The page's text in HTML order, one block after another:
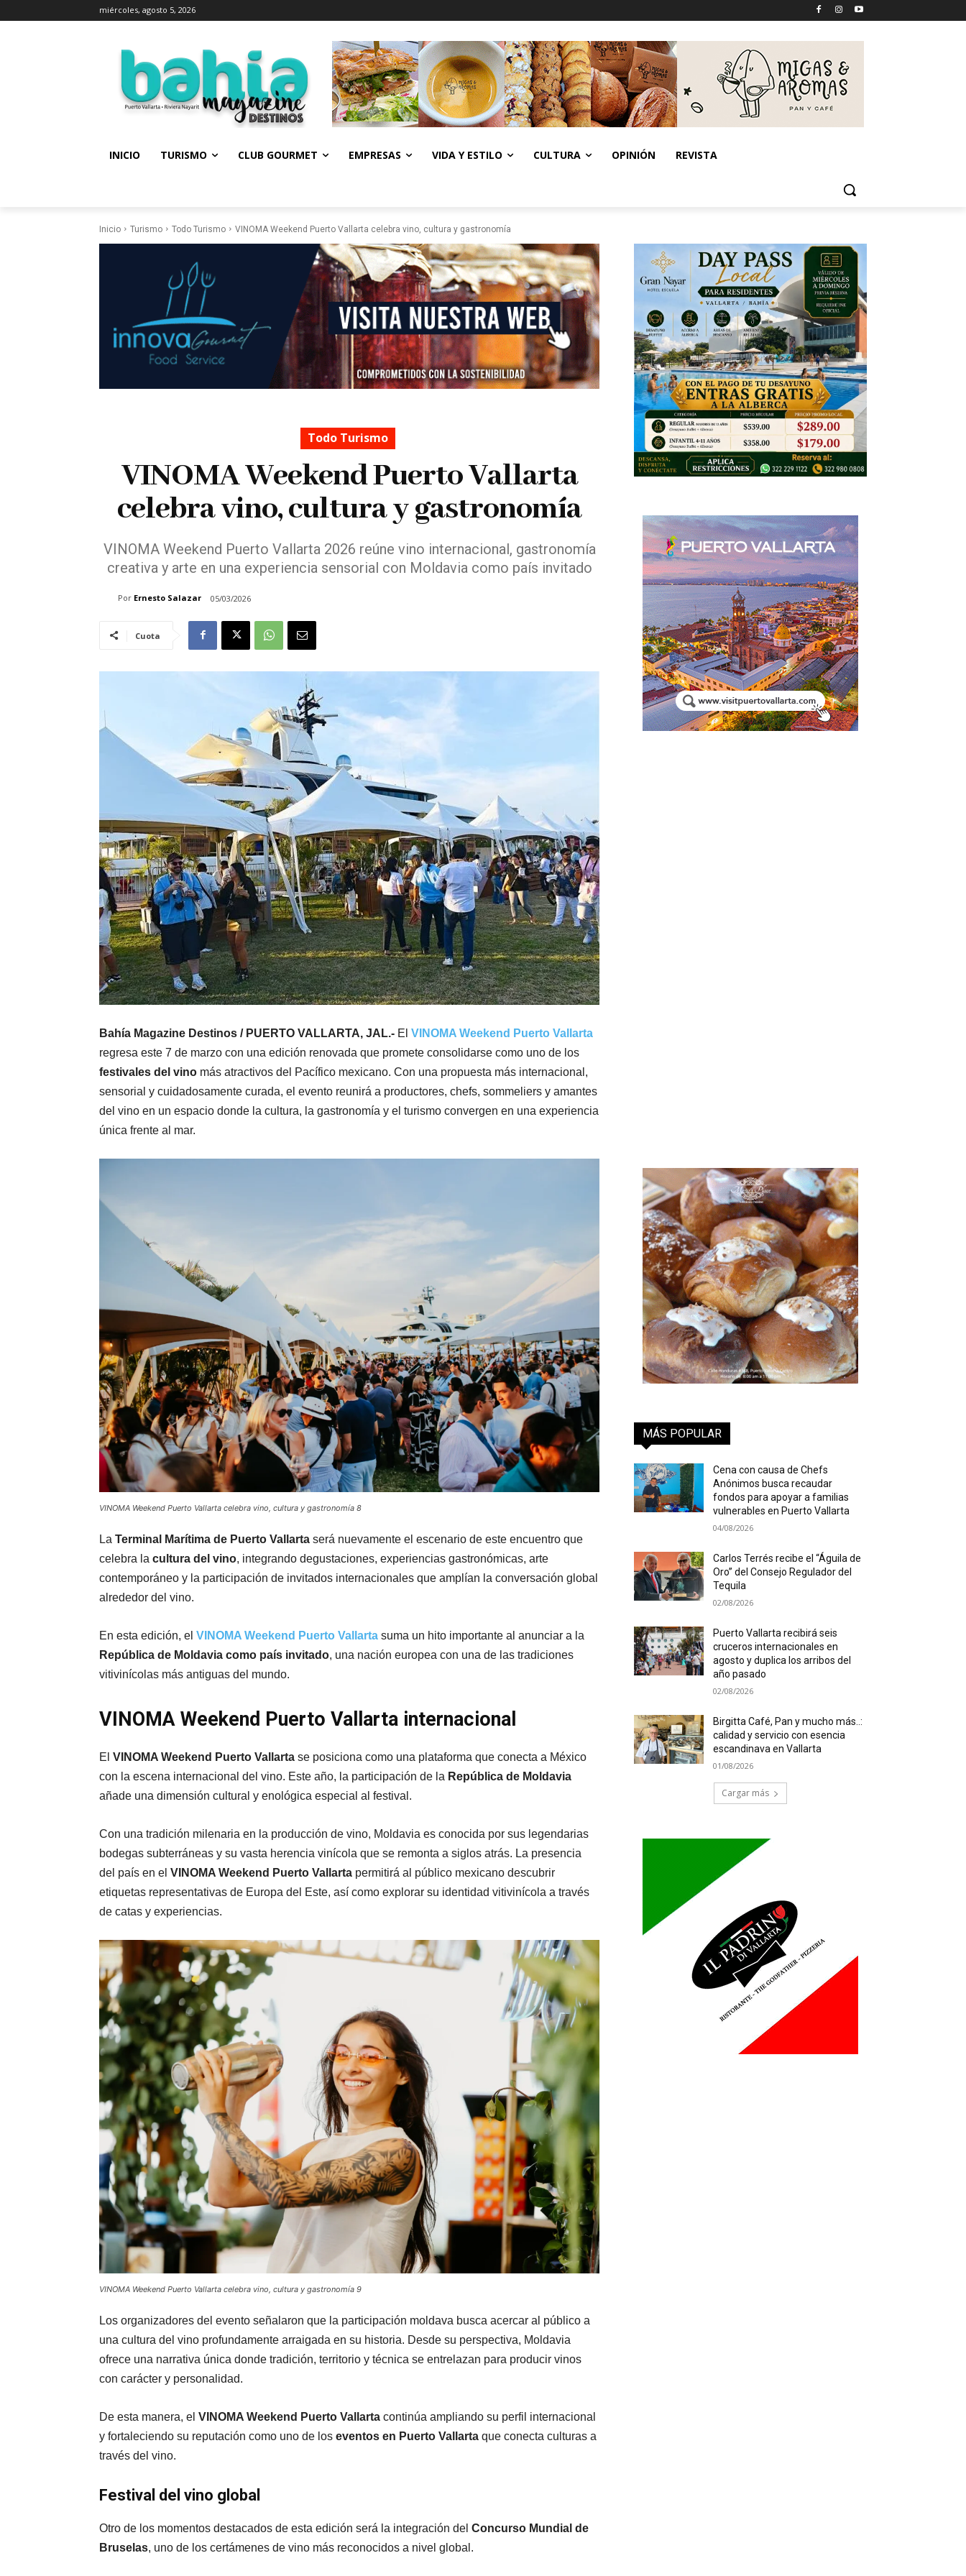
miércoles, agosto 5, 2026
INICIO TURISMO CLUB GOURMET EMPRESAS VIDA Y ESTILO CULTURA OPINIÓN REVISTA
Inicio Turismo Todo Turismo VINOMA Weekend Puerto Vallarta celebra vino, cultura y gastronomía
Todo Turismo
VINOMA Weekend Puerto Vallarta
celebra vino, cultura y gastronomía
VINOMA Weekend Puerto Vallarta 2026 reúne vino internacional, gastronomía
creativa y arte en una experiencia sensorial con Moldavia como país invitado
Por Ernesto Salazar 05/03/2026
Cuota
Bahía Magazine Destinos / PUERTO VALLARTA, JAL.- El VINOMA Weekend Puerto Vallarta
regresa este 7 de marzo con una edición renovada que promete consolidarse como uno de los
festivales del vino más atractivos del Pacífico mexicano. Con una propuesta más internacional,
sensorial y cuidadosamente curada, el evento reunirá a productores, chefs, sommeliers y amantes
del vino en un espacio donde la cultura, la gastronomía y el turismo convergen en una experiencia
única frente al mar.
VINOMA Weekend Puerto Vallarta celebra vino, cultura y gastronomía 8
La Terminal Marítima de Puerto Vallarta será nuevamente el escenario de este encuentro que
celebra la cultura del vino, integrando degustaciones, experiencias gastronómicas, arte
contemporáneo y la participación de invitados internacionales que amplían la conversación global
alrededor del vino.
En esta edición, el VINOMA Weekend Puerto Vallarta suma un hito importante al anunciar a la
República de Moldavia como país invitado, una nación europea con una de las tradiciones
vitivinícolas más antiguas del mundo.
VINOMA Weekend Puerto Vallarta internacional
El VINOMA Weekend Puerto Vallarta se posiciona como una plataforma que conecta a México
con la escena internacional del vino. Este año, la participación de la República de Moldavia
añade una dimensión cultural y enológica especial al festival.
Con una tradición milenaria en la producción de vino, Moldavia es conocida por sus legendarias
bodegas subterráneas y su vasta herencia vinícola que se remonta a siglos atrás. La presencia
del país en el VINOMA Weekend Puerto Vallarta permitirá al público mexicano descubrir
etiquetas representativas de Europa del Este, así como explorar su identidad vitivinícola a través
de catas y experiencias.
VINOMA Weekend Puerto Vallarta celebra vino, cultura y gastronomía 9
Los organizadores del evento señalaron que la participación moldava busca acercar al público a
una cultura del vino profundamente arraigada en su historia. Desde su perspectiva, Moldavia
ofrece una narrativa única donde tradición, territorio y técnica se entrelazan para producir vinos
con carácter y personalidad.
De esta manera, el VINOMA Weekend Puerto Vallarta continúa ampliando su perfil internacional
y fortaleciendo su reputación como uno de los eventos en Puerto Vallarta que conecta culturas a
través del vino.
Festival del vino global
Otro de los momentos destacados de esta edición será la integración del Concurso Mundial de
Bruselas, uno de los certámenes de vino más reconocidos a nivel global.
MÁS POPULAR
Cena con causa de Chefs
Anónimos busca recaudar
fondos para apoyar a familias
vulnerables en Puerto Vallarta
04/08/2026
Carlos Terrés recibe el “Águila de
Oro” del Consejo Regulador del
Tequila
02/08/2026
Puerto Vallarta recibirá seis
cruceros internacionales en
agosto y duplica los arribos del
año pasado
02/08/2026
Birgitta Café, Pan y mucho más..:
calidad y servicio con esencia
escandinava en Vallarta
01/08/2026
Cargar más